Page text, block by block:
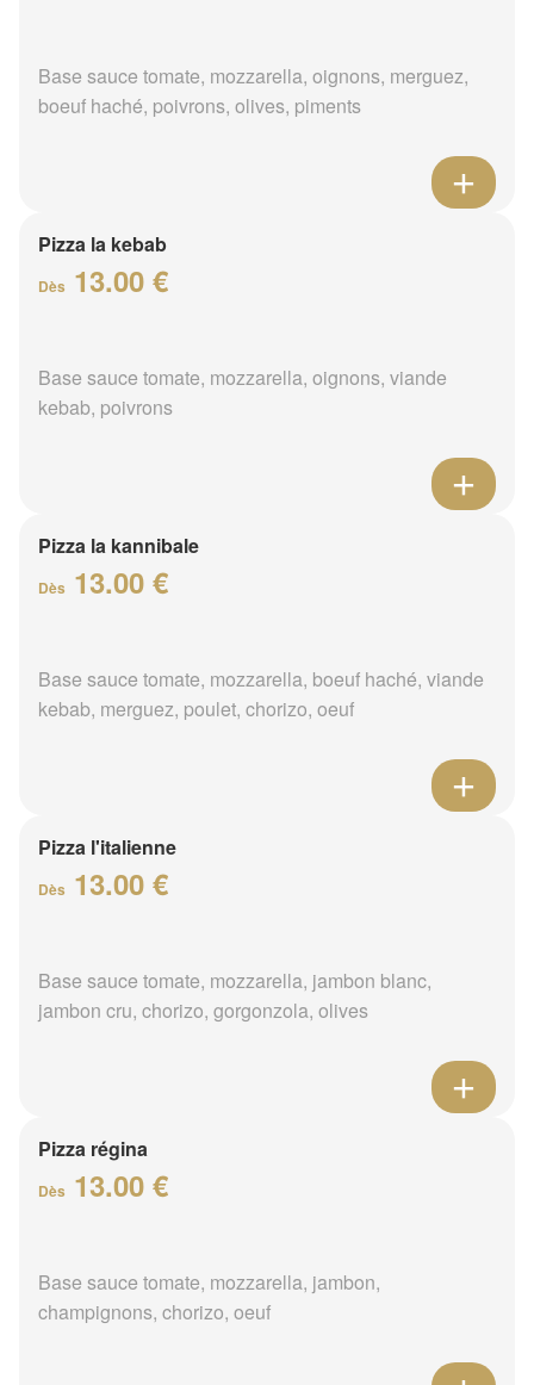
Base sauce tomate, mozzarella, oignons, merguez,
boeuf haché, poivrons, olives, piments
Pizza la kebab
Dès 13.00 €
Base sauce tomate, mozzarella, oignons, viande
kebab, poivrons
Pizza la kannibale
Dès 13.00 €
Base sauce tomate, mozzarella, boeuf haché, viande
kebab, merguez, poulet, chorizo, oeuf
Pizza l'italienne
Dès 13.00 €
Base sauce tomate, mozzarella, jambon blanc,
jambon cru, chorizo, gorgonzola, olives
Pizza régina
Dès 13.00 €
Base sauce tomate, mozzarella, jambon,
champignons, chorizo, oeuf